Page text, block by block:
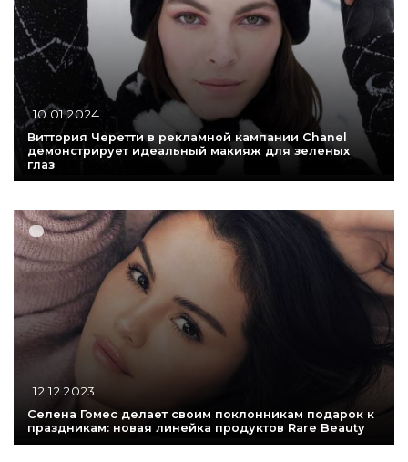
10.01.2024
Виттория Черетти в рекламной кампании Chanel
демонстрирует идеальный макияж для зеленых
глаз
12.12.2023
Селена Гомес делает своим поклонникам подарок к
праздникам: новая линейка продуктов Rare Beauty